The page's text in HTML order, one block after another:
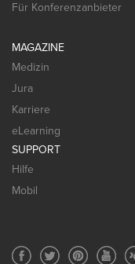
Für Konferenzanbieter
MAGAZINE
Medizin
Jura
Karriere
eLearning
SUPPORT
Hilfe
Mobil